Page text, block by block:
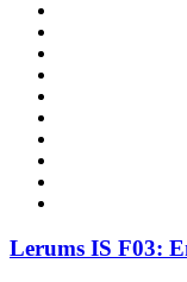
Post
Lerums IS F03: